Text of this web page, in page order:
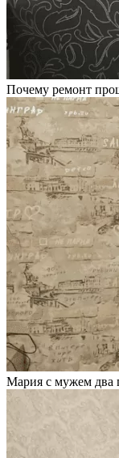
Почему ремонт
Мария с мужем два